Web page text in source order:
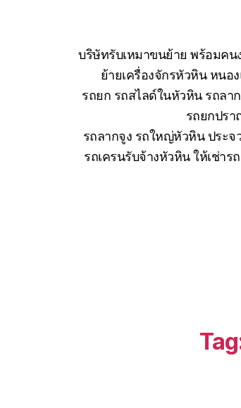
บริษัทรับเหมาขนย้าย พร้อมค
ย้ายเครื่องจักรหัวหิน หนอ
รถยก รถสไลด์ในหัวหิน รถลา
รถยกปร
รถลากจูง รถใหญ่หัวหิน ประ
รถเครนรับจ้างหัวหิน ให้เช่าร